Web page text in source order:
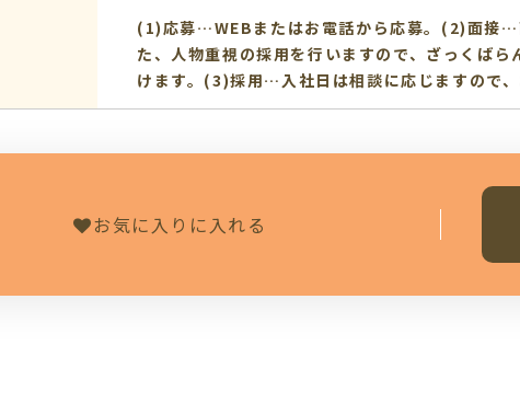
(1)応募…WEBまたはお電話から応募。(2)面接…
た、人物重視の採用を行いますので、ざっくば
けます。(3)採用…入社日は相談に応じますので
お気に入りに入れる